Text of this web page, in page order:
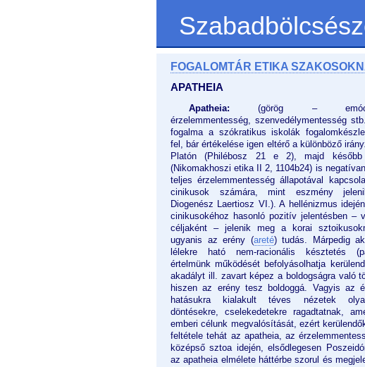
FOGALOMTÁR ETIKA
APATHEIA
Apatheia:(görög –
érzelemmentesség, szenvedélymentesség
fogalma a szókratikus iskolák
fel, bár értékelése igen eltérő a különböző
Platón (Philébosz 21 e 2), majd később
(Nikomakhoszi etika II 2, 1104b24) is
teljes érzelemmentesség állapotával
cinikusok számára, mint eszmény
Diogenész Laertiosz VI.). A hellénizmus
cinikusokéhoz hasonló pozitív jelentésben –
céljaként – jelenik meg a korai
ugyanis az erény (areté) tudás. Márpedig
lélekre ható nem-racionális késztetés
értelmünk működését befolyásolhatja
akadályt ill. zavart képez a boldogságra való
hiszen az erény tesz boldoggá. Vagyis az
hatásukra kialakult téves nézetek
döntésekre, cselekedetekre ragadtatnak,
emberi célunk megvalósítását, ezért
feltétele tehát az apatheia, az
középső sztoa idején, elsődlegesen
az apatheia elmélete háttérbe szorul és